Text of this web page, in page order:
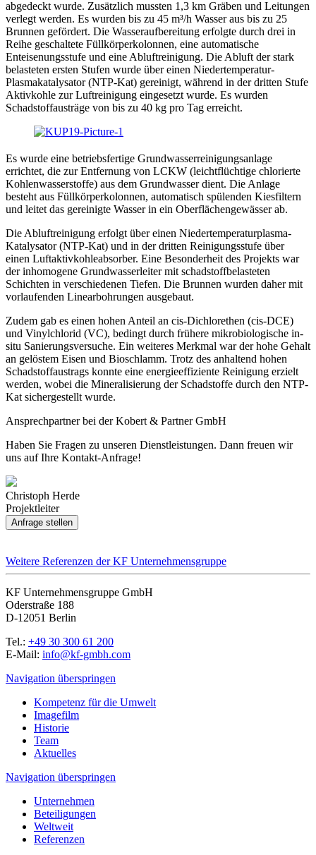
abgedeckt wurde. Zusätzlich mussten 1,3 km Gräben und Leitungen
verlegt werden. Es wurden bis zu 45 m³/h Wasser aus bis zu 25
Brunnen gefördert. Die Wasseraufbereitung erfolgte durch drei in
Reihe geschaltete Füllkörperkolonnen, eine automatische
Enteisenungsstufe und eine Abluftreinigung. Die Abluft der stark
belasteten ersten Stufen wurde über einen Niedertemperatur-
Plasmakatalysator (NTP-Kat) gereinigt, während in der dritten Stufe
Aktivkohle zur Luftreinigung eingesetzt wurde. Es wurden
Schadstoffausträge von bis zu 40 kg pro Tag erreicht.
Es wurde eine betriebsfertige Grundwasserreinigungsanlage
errichtet, die zur Entfernung von LCKW (leichtflüchtige chlorierte
Kohlenwasserstoffe) aus dem Grundwasser dient. Die Anlage
besteht aus Füllkörperkolonnen, automatisch spülenden Kiesfiltern
und leitet das gereinigte Wasser in ein Oberflächengewässer ab.
Die Abluftreinigung erfolgt über einen Niedertemperaturplasma-
Katalysator (NTP-Kat) und in der dritten Reinigungsstufe über
einen Luftaktivkohleabsorber. Eine Besonderheit des Projekts war
der inhomogene Grundwasserleiter mit schadstoffbelasteten
Schichten in verschiedenen Tiefen. Die Brunnen wurden daher mit
vorlaufenden Linearbohrungen ausgebaut.
Zudem gab es einen hohen Anteil an cis-Dichlorethen (cis-DCE)
und Vinylchlorid (VC), bedingt durch frühere mikrobiologische in-
situ Sanierungsversuche. Ein weiteres Merkmal war der hohe Gehalt
an gelöstem Eisen und Bioschlamm. Trotz des anhaltend hohen
Schadstoffaustrags konnte eine energieeffiziente Reinigung erzielt
werden, wobei die Mineralisierung der Schadstoffe durch den NTP-
Kat sichergestellt wurde.
Ansprechpartner bei der Kobert & Partner GmbH
Haben Sie Fragen zu unseren Dienstleistungen. Dann freuen wir
uns auf Ihre Kontakt-Anfrage!
Christoph Herde
Projektleiter
Anfrage stellen
Weitere Referenzen der KF Unternehmensgruppe
KF Unternehmensgruppe GmbH
Oderstraße 188
D-12051 Berlin
Tel.: +49 30 300 61 200
E-Mail: info@kf-gmbh.com
Navigation überspringen
Kompetenz für die Umwelt
Imagefilm
Historie
Team
Aktuelles
Navigation überspringen
Unternehmen
Beteiligungen
Weltweit
Referenzen